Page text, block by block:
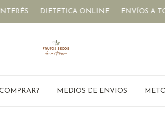
DIETETICA ONLINE ENVÍOS A
MEDIOS DE ENVIOS